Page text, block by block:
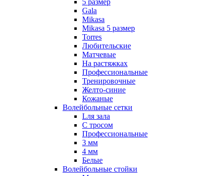
5 размер
Gala
Mikasa
Mikasa 5 размер
Torres
Любительские
Матчевые
На растяжках
Профессиональные
Тренировочные
Желто-синие
Кожаные
Волейбольные сетки
Lля зала
C тросом
Профессиональные
3 мм
4 мм
Белые
Волейбольные стойки